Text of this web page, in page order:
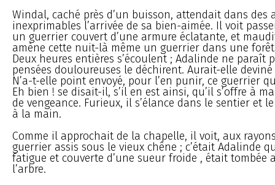
Windal, caché près d’un buisson, attendait dans des
inexprimables l’arrivée de sa bien-aimée. Il voit
un guerrier couvert d’une armure éclatante, et
amène cette nuit-là même un guerrier dans une
Deux heures entières s’écoulent ; Adalinde ne paraît
pensées douloureuses le déchirent. Aurait-elle deviné
N’a-t-elle point envoyé, pour l’en punir, ce guerrier
Eh bien ! se disait-il, s’il en est ainsi, qu’il s’offre à
de vengeance. Furieux, il s’élance dans le sentier et
à la main.
Comme il approchait de la chapelle, il voit, aux
guerrier assis sous le vieux chêne ; c’était Adalinde
fatigue et couverte d’une sueur froide , était tombée
l’arbre.